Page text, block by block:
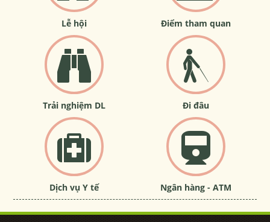
Lễ hội Điểm tham quan
Trải nghiệm DL Đi đâu
Dịch vụ Y tế Ngân hàng - ATM